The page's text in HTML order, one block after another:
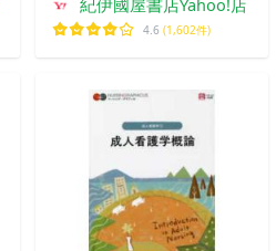
紀伊國屋書店Yahoo!店
4.6 (1,602件)